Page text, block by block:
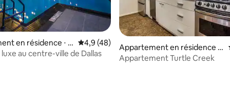
la base de 80 commentaires : 4,96 sur 5
en résidence ⋅ C
Dallas
Évaluation moyenne sur la base de 48
4,9 (48)
au centre-ville de Dallas
Appartement en résidence ⋅
Oak Lawn
Appartement Turtle Creek